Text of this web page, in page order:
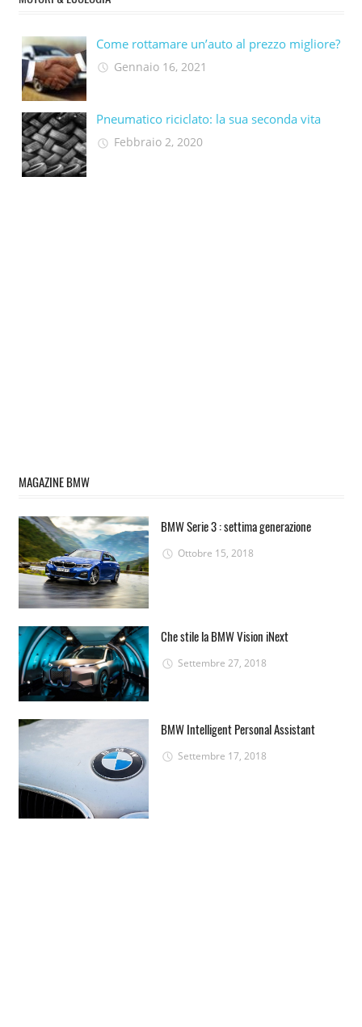
Come rottamare un’auto al prezzo migliore?
Gennaio 16, 2021
Pneumatico riciclato: la sua seconda vita​
Febbraio 2, 2020
MAGAZINE BMW
BMW Serie 3 : settima generazione
Ottobre 15, 2018
Che stile la BMW Vision iNext
Settembre 27, 2018
BMW Intelligent Personal Assistant
Settembre 17, 2018